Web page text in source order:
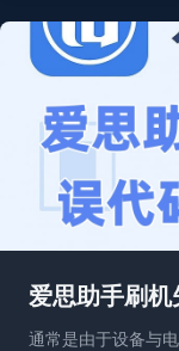
爱思助手刷机
通常是由于设备与